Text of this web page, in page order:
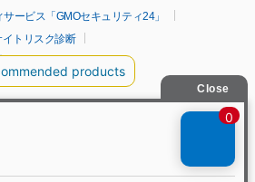
ービス「GMOセキュリティ24」
イトリスク診断
ット
ーセキュリティ byイエラエ）